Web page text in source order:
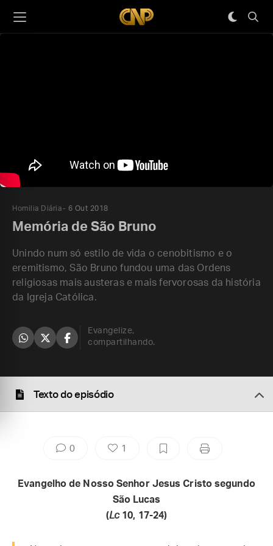
Homilia Diária 6 Out 2018
Memória de São Bruno
Unindo num só estilo de vida o cenobitismo e o
eremitismo, São Bruno fundou uma das Ordens
religiosas mais austeras e mais fervorosas da história
da Igreja Católica.
Evangelize,
compartilhando.
Texto do episódio
0 1
Evangelho de Nosso Senhor Jesus Cristo segundo
São Lucas
(Lc10, 17-24)